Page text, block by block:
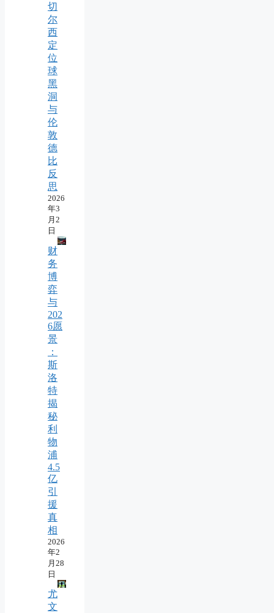
切
尔
西
定
位
球
黑
洞
与
伦
敦
德
比
反
思
2026
年3
月2
日
财
务
博
弈
与
202
6愿
景
：
斯
洛
特
揭
秘
利
物
浦
4.5
亿
引
援
真
相
2026
年2
月28
日
尤
文